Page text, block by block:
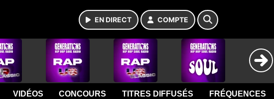
EN DIRECT COMPTE
VIDÉOS CONCOURS TITRES DIFFUSÉS FRÉQUENCES